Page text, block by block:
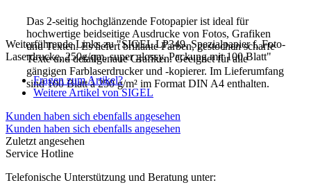
Das 2-seitig hochglänzende Fotopapier ist ideal für
hochwertige beidseitige Ausdrucke von Fotos, Grafiken
und Texten. Es liefert brillante Farben, gestochen scharfe
Texte und detailgenaue Grafiken. Geeignet für alle
gängigen Farblaserdrucker und -kopierer. Im Lieferumfang
sind 100 Blatt à 250 g/m² im Format DIN A4 enthalten.
Weiterführende Links zu "SIGEL LP349, Spezialpapier f. Foto-
Laserdrucke, 250g/qm, super glossy, Packung mit 100 Blatt"
Fragen zum Artikel?
Weitere Artikel von SIGEL
Kunden haben sich ebenfalls angesehen
Kunden haben sich ebenfalls angesehen
Zuletzt angesehen
Service Hotline
Telefonische Unterstützung und Beratung unter: